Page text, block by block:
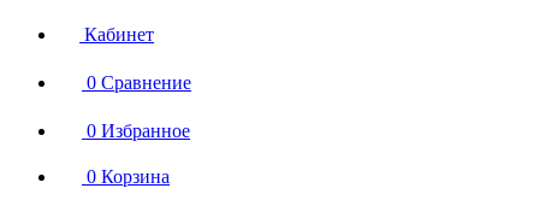
Кабинет
0 Сравнение
0 Избранное
0 Корзина